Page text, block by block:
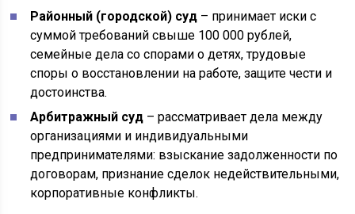
Районный (городской) суд – принимает иски с
суммой требований свыше 100 000 рублей,
семейные дела со спорами о детях, трудовые
споры о восстановлении на работе, защите чести и
достоинства.
Арбитражный суд – рассматривает дела между
организациями и индивидуальными
предпринимателями: взыскание задолженности по
договорам, признание сделок недействительными,
корпоративные конфликты.